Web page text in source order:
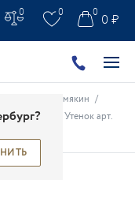
0 0 0 ₽
0
Михаил Шемякин /
Зима. Утенок арт.